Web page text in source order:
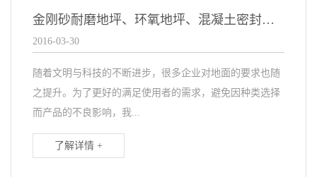
金刚砂耐磨地坪、环氧地坪、混凝土密封固化剂地坪的对比
2016-03-30
随着文明与科技的不断进步，很多企业对地面的要求也随
之提升。为了更好的满足使用者的需求，避免因种类选择
而产品的不良影响，我...
了解详情 +